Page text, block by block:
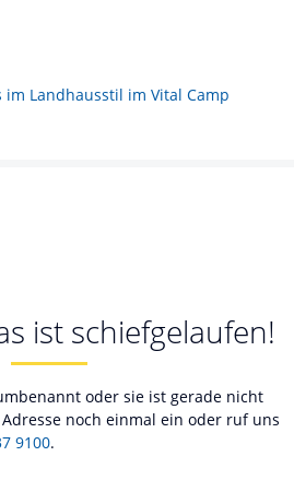
im Landhausstil im Vital Camp
ist schiefgelaufen!
oder sie ist gerade nicht
noch einmal ein oder ruf uns
9100.